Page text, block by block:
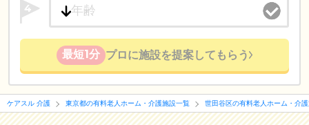
4
最短1分 プロに施設を提案してもらう
ケアスル 介護 東京都の有料老人ホーム・介護施設一覧 世田谷区の有料老人ホーム・介